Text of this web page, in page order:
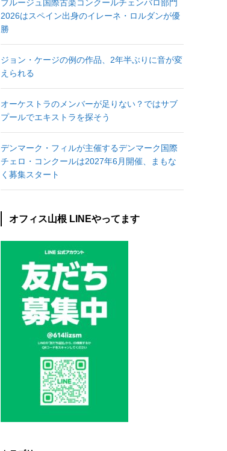
ブルージュ国際古楽コンクールチェンバロ部門
2026はスペイン出身のイレーネ・ロルダンが優
勝
ジョン・ケージの例の作品、2年半ぶりに音が変
えられる
オーケストラのメンバーが足りない？ではサブ
プールでエキストラを探そう
デンマーク・フィルが主催するデンマーク国際
チェロ・コンクールは2027年6月開催、まもな
く募集スタート
オフィス山根 LINEやってます